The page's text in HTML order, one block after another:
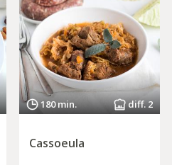
180 min. diff. 2
Cassoeula